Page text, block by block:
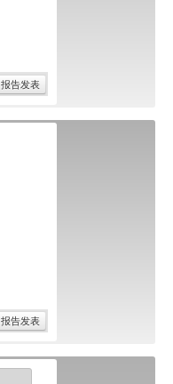
报告发表
报告发表